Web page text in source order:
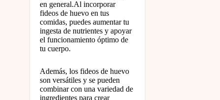
en general.Al incorporar
fideos de huevo en tus
comidas, puedes aumentar tu
ingesta de nutrientes y apoyar
el funcionamiento óptimo de
tu cuerpo.
Además, los fideos de huevo
son versátiles y se pueden
combinar con una variedad de
ingredientes para crear